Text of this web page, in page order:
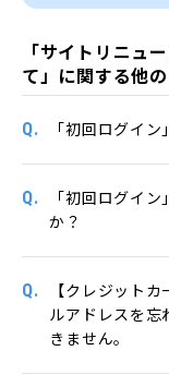
「サイトリニュ
て」に関する他
Q. 「初回ログイ
Q.
「初回ログイ
か？
Q.
【クレジット
ルアドレスを忘
きません。